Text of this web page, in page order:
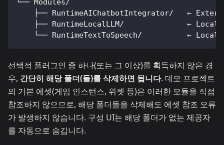
└── Modules/
├── RuntimeAIChatbotIntegrator/   ←
├── RuntimeLocalLLM/              ← Local
└── RuntimeTextToSpeech/          ← Local
선택적 플러그인 중 하나(또는 그 이상)를 획득하지 않은 경
우, 간단히 해당 폴더(들)를 삭제하면 됩니다. 데모 프로젝트
의 기본 에셋(게임 인스턴스, 위젯 등)은 이러한 모듈을 직접
참조하지 않으므로, 해당 폴더들을 삭제해도 에셋 참조 오류
가 발생하지 않습니다. 구성 UI는 해당 폴더가 없는 제공자
를 자동으로 숨깁니다.